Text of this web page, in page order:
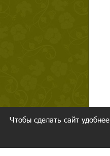
Чтобы сделать сайт